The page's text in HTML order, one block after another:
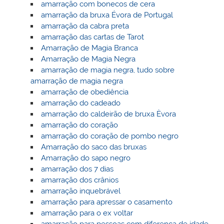
amarração com bonecos de cera
amarração da bruxa Évora de Portugal
amarração da cabra preta
amarração das cartas de Tarot
Amarração de Magia Branca
Amarração de Magia Negra
amarração de magia negra, tudo sobre
amarração de magia negra
amarração de obediência
amarração do cadeado
amarração do caldeirão de bruxa Èvora
amarração do coração
amarração do coração de pombo negro
Amarração do saco das bruxas
Amarração do sapo negro
amarração dos 7 dias
amarração dos crânios
amarração inquebrável
amarração para apressar o casamento
amarração para o ex voltar